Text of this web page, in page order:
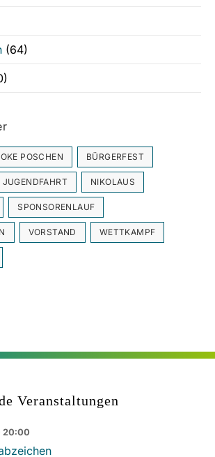
(64)
POSCHEN BÜRGERFEST
JUGENDFAHRT NIKOLAUS
SPONSORENLAUF
VORSTAND WETTKAMPF
Veranstaltungen
20:00